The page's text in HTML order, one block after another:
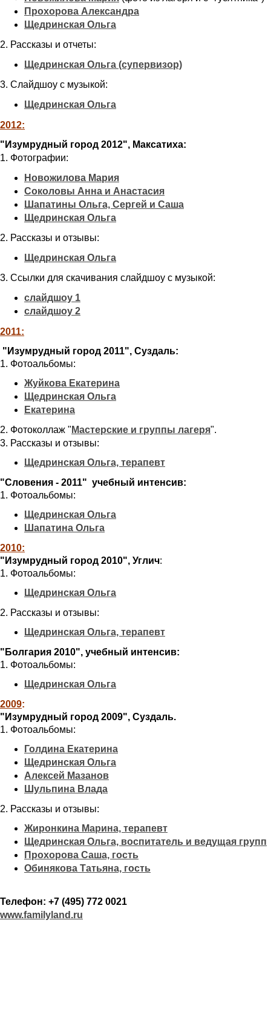
Прохорова Александра
Щедринская Ольга
2. Рассказы и отчеты:
Щедринская Ольга (супервизор)
3. Слайдшоу с музыкой:
Щедринская Ольга
2012:
"Изумрудный город 2012", Максатиха:
1. Фотографии:
Новожилова Мария
Соколовы Анна и Анастасия
Шапатины Ольга, Сергей и Саша
Щедринская Ольга
2. Рассказы и отзывы:
Щедринская Ольга
3. Ссылки для скачивания слайдшоу с музыкой:
слайдшоу 1
слайдшоу 2
2011:
"Изумрудный город 2011", Суздаль:
1. Фотоальбомы:
Жуйкова Екатерина
Щедринская Ольга
Екатерина
2. Фотоколлаж " Мастерские и группы лагеря".
3. Рассказы и отзывы:
Щедринская Ольга, терапевт
"Словения - 2011" учебный интенсив:
1. Фотоальбомы:
Щедринская Ольга
Шапатина Ольга
2010:
"Изумрудный город 2010", Углич:
1. Фотоальбомы:
Щедринская Ольга
2. Рассказы и отзывы:
Щедринская Ольга, терапевт
"Болгария 2010", учебный интенсив:
1. Фотоальбомы:
Щедринская Ольга
2009:
"Изумрудный город 2009", Суздаль.
1. Фотоальбомы:
Голдина Екатерина
Щедринская Ольга
Алексей Мазанов
Шульпина Влада
2. Рассказы и отзывы:
Жиронкина Марина, терапевт
Щедринская Ольга, воспитатель и ведущая групп
Прохорова Саша, гость
Обинякова Татьяна, гость
Телефон: +7 (495) 772 0021
www.familyland.ru